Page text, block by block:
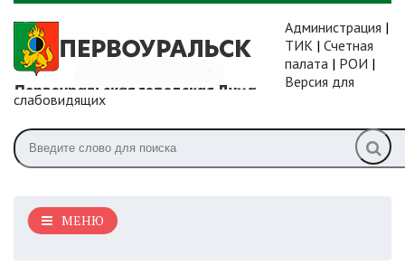
Администрация |
ТИК | Счетная
палата | РОИ |
Версия для
слабовидящих
МЕНЮ